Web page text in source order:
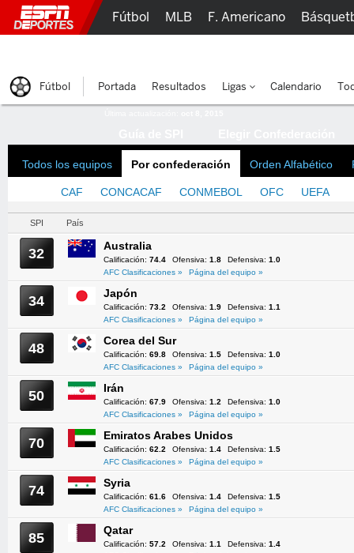
Todos los equipos Por confederación Orden Alfabético
CAF CONCACAF CONMEBOL OFC UEFA
SPI País
32 Australia
Calificación: 74.4 Ofensiva: 1.8 Defensiva: 1.0
AFC Clasificaciones »
Página del equipo »
34 Japón
Calificación: 73.2 Ofensiva: 1.9 Defensiva: 1.1
AFC Clasificaciones »
Página del equipo »
48 Corea del Sur
Calificación: 69.8 Ofensiva: 1.5 Defensiva: 1.0
AFC Clasificaciones »
Página del equipo »
50 Irán
Calificación: 67.9 Ofensiva: 1.2 Defensiva: 1.0
AFC Clasificaciones »
Página del equipo »
70 Emiratos Arabes Unidos
Calificación: 62.2 Ofensiva: 1.4 Defensiva: 1.5
AFC Clasificaciones »
Página del equipo »
74 Syria
Calificación: 61.6 Ofensiva: 1.4 Defensiva: 1.5
AFC Clasificaciones »
Página del equipo »
85 Qatar
Calificación: 57.2 Ofensiva: 1.1 Defensiva: 1.4
Fútbol MLB F. Americano
Fútbol Portada Resultados Ligas Calendario